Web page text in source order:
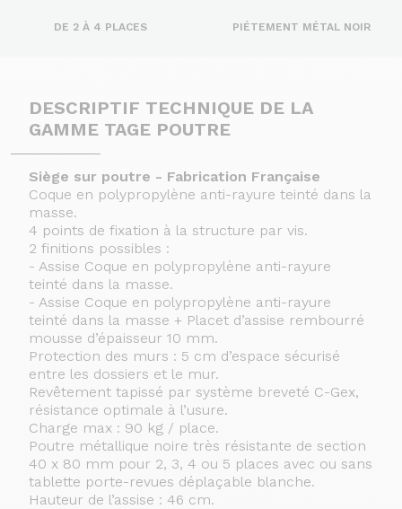
DE 2 À 4 PLACES PIÉTEMENT MÉTAL NOIR
DESCRIPTIF TECHNIQUE DE LA
GAMME TAGE POUTRE
Siège sur poutre - Fabrication Française
Coque en polypropylène anti-rayure teinté dans la
masse.
4 points de fixation à la structure par vis.
2 finitions possibles :
- Assise Coque en polypropylène anti-rayure
teinté dans la masse.
- Assise Coque en polypropylène anti-rayure
teinté dans la masse + Placet d’assise rembourré
mousse d’épaisseur 10 mm.
Protection des murs : 5 cm d’espace sécurisé
entre les dossiers et le mur.
Revêtement tapissé par système breveté C-Gex,
résistance optimale à l’usure.
Charge max : 90 kg / place.
Poutre métallique noire très résistante de section
40 x 80 mm pour 2, 3, 4 ou 5 places avec ou sans
tablette porte-revues déplaçable blanche.
Hauteur de l’assise : 46 cm.